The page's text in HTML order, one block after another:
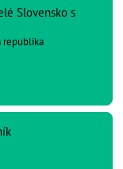
Slovensko s
republika